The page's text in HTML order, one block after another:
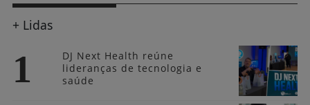
Campeonato Brasileiro de Futevôlei